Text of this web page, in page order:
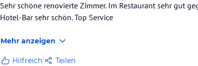
Sehr schöne renovierte Zimmer. Im Restaurant sehr gut
Hotel-Bar sehr schön. Top Service
Mehr anzeigen
Hilfreich Teilen